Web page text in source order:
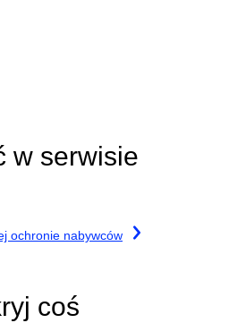
w serwisie
ochronie nabywców
coś